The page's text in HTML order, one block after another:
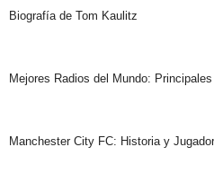
Biografía de Tom Kaulitz
Mejores Radios del Mundo:
Manchester City FC: Historia y